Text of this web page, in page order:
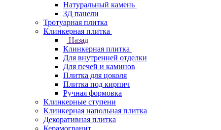
Натуральный камень
3Д панели
Тротуарная плитка
Клинкерная плитка
Назад
Клинкерная плитка
Для внутренней отделки
Для печей и каминов
Плитка для цоколя
Плитка под кирпич
Ручная формовка
Клинкерные ступени
Клинкерная напольная плитка
Декоративная плитка
Керамогранит